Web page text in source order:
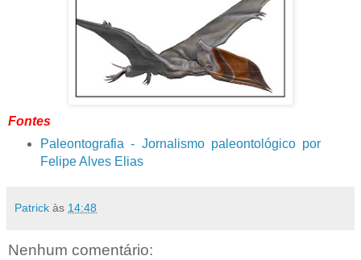
Fontes
Paleontografia - Jornalismo paleontológico por
Felipe Alves Elias
Patrick às 14:48
Nenhum comentário: